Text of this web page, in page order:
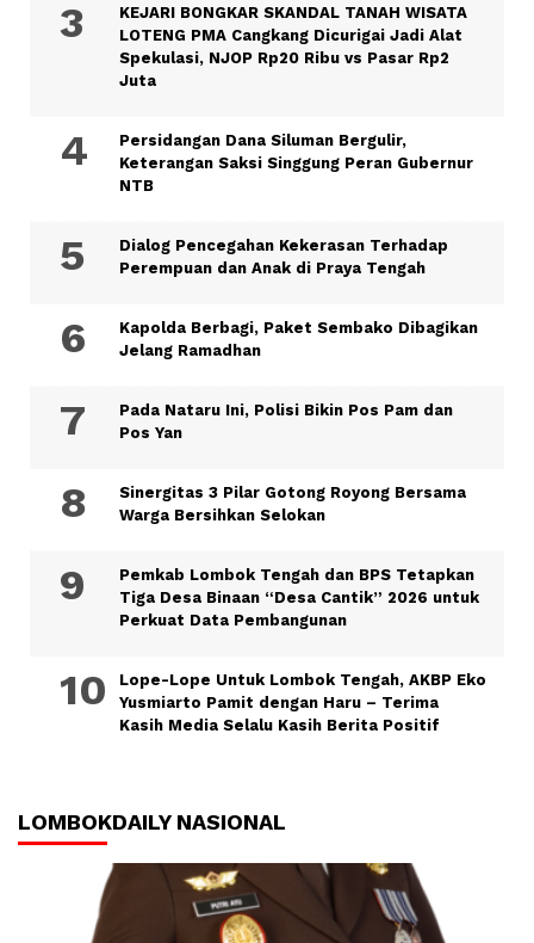
KEJARI BONGKAR SKANDAL TANAH WISATA
LOTENG PMA Cangkang Dicurigai Jadi Alat
Spekulasi, NJOP Rp20 Ribu vs Pasar Rp2
Juta
Persidangan Dana Siluman Bergulir,
Keterangan Saksi Singgung Peran Gubernur
NTB
Dialog Pencegahan Kekerasan Terhadap
Perempuan dan Anak di Praya Tengah
Kapolda Berbagi, Paket Sembako Dibagikan
Jelang Ramadhan
Pada Nataru Ini, Polisi Bikin Pos Pam dan
Pos Yan
Sinergitas 3 Pilar Gotong Royong Bersama
Warga Bersihkan Selokan
Pemkab Lombok Tengah dan BPS Tetapkan
Tiga Desa Binaan “Desa Cantik” 2026 untuk
Perkuat Data Pembangunan
Lope-Lope Untuk Lombok Tengah, AKBP Eko
Yusmiarto Pamit dengan Haru – Terima
Kasih Media Selalu Kasih Berita Positif
LOMBOKDAILY NASIONAL